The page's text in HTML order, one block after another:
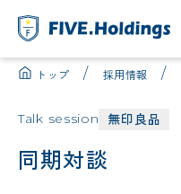
トップ 採用情報
Talk session 無印良品
同期対談